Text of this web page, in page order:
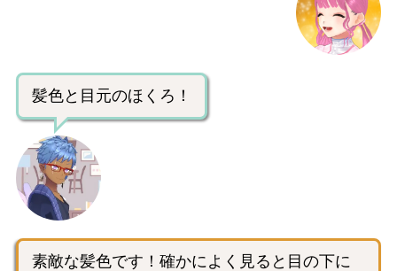
髪色と目元のほくろ！
素敵な髪色です！確かによく見ると目の下に